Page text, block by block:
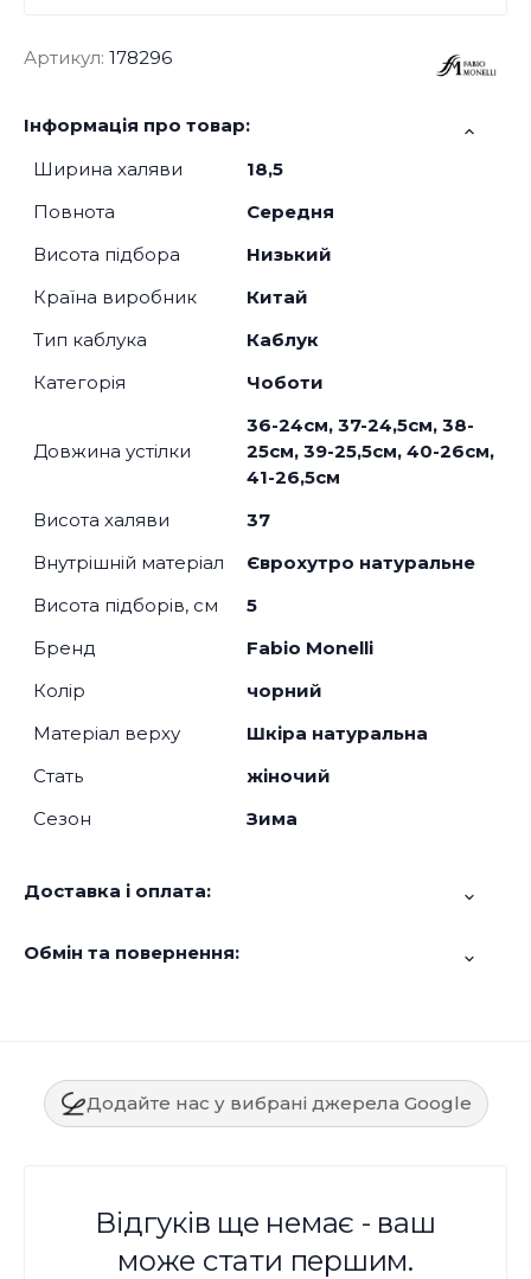
Артикул: 178296
Інформація про товар:
Ширина халяви
18,5
Повнота
Середня
Висота підбора
Низький
Країна виробник
Китай
Тип каблука
Каблук
Категорія
Чоботи
Довжина устілки
36-24см, 37-24,5см, 38-
25см, 39-25,5см, 40-26см,
41-26,5см
Висота халяви
37
Внутрішній матеріал
Єврохутро натуральне
Висота підборів, см
5
Бренд
Fabio Monelli
Колір
чорний
Матеріал верху
Шкіра натуральна
Стать
жіночий
Сезон
Зима
Доставка і оплата:
Обмін та повернення:
Додайте нас у вибрані джерела Google
Відгуків ще немає - ваш
може стати першим.